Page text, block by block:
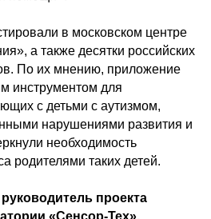
в московском центре
а также десятки российских
По их мнению, приложение
инструментом для
с детьми с аутизмом,
нарушениями развития и
необходимость
родителями таких детей.
проекта